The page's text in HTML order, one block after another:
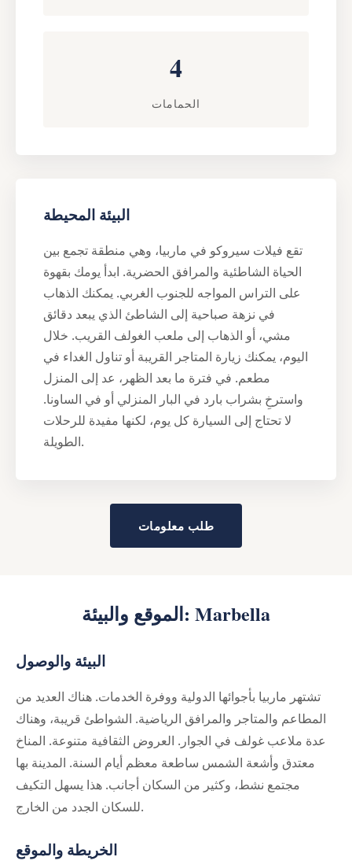
4
الحمامات
البيئة المحيطة
تقع فيلات سيروكو في ماربيا، وهي منطقة تجمع بين
الحياة الشاطئية والمرافق الحضرية. ابدأ يومك بقهوة
على التراس المواجه للجنوب الغربي. يمكنك الذهاب
في نزهة صباحية إلى الشاطئ الذي يبعد دقائق
مشي، أو الذهاب إلى ملعب الغولف القريب. خلال
اليوم، يمكنك زيارة المتاجر القريبة أو تناول الغداء في
مطعم. في فترة ما بعد الظهر، عد إلى المنزل
واسترخِ بشراب بارد في البار المنزلي أو في الساونا.
لا تحتاج إلى السيارة كل يوم، لكنها مفيدة للرحلات
الطويلة.
طلب معلومات
الموقع والبيئة: Marbella
البيئة والوصول
تشتهر ماربيا بأجوائها الدولية ووفرة الخدمات. هناك العديد من
المطاعم والمتاجر والمرافق الرياضية. الشواطئ قريبة، وهناك
عدة ملاعب غولف في الجوار. العروض الثقافية متنوعة. المناخ
معتدق وأشعة الشمس ساطعة معظم أيام السنة. المدينة بها
مجتمع نشط، وكثير من السكان أجانب. هذا يسهل التكيف
للسكان الجدد من الخارج.
الخريطة والموقع